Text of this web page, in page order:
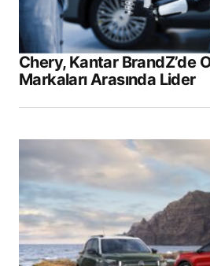
Chery, Kantar BrandZ’de
Markaları Arasında Lider